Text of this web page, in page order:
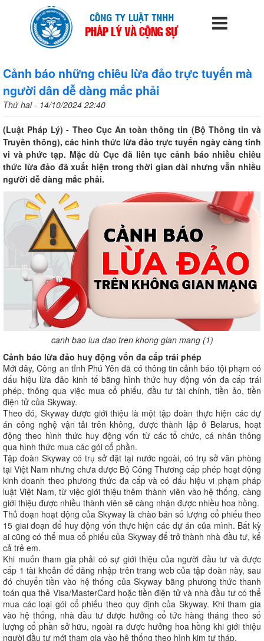
Cảnh báo những chiêu lừa đảo trực tuyến mà
người dân dễ dàng mắc phải
Thứ hai - 14/10/2024 22:40
(Luật Pháp Lý) - Theo Cục An toàn thông tin (Bộ Thông tin và
Truyền thông), các hình thức lừa đảo trực tuyến ngày càng tinh
vi và phức tạp. Mặc dù Cục đã liên tục cảnh báo nhiều chiêu
thức lừa đảo đã xuất hiện trong thời gian dài nhưng vẫn nhiều
người dễ dàng mắc phải.
canh bao lua dao tren khong gian mang (1)
Cảnh báo lừa đảo huy động vốn đa cấp trái phép
Mới đây, Công an tỉnh Phú Yên đã có thông tin cảnh báo tội phạm có
dấu hiệu lừa đảo kinh tế bằng hình thức huy động vốn đa cấp trái
phép, thông qua việc mua cổ phiếu, đầu tư tài chính, tiền ảo, tiền
điện tử của Skyway.
Theo đó, Skyway được giới thiệu là một tập đoàn thực hiện các dự
án công nghệ vận tải trên không, được thành lập ở Belarus, hoạt
động theo hình thức huy động vốn từ các tổ chức, cá nhân thông
qua hình thức mua các gói cổ phần.
Tập đoàn Skyway có trụ sở đặt tại nước ngoài, có trụ sở văn phòng
tại Việt Nam nhưng chưa được Bộ Công Thương cấp phép hoạt động
kinh doanh theo phương thức đa cấp và có dấu hiệu vi phạm pháp
luật Việt Nam, từ việc giới thiệu thêm thành viên vào hệ thống, càng
giới thiệu được nhiều thành viên sẽ càng nhận được nhiều hoa hồng.
Thủ đoạn hoạt động của Skyway là chào bán số lượng cổ phiếu theo
15 giai đoạn để huy động vốn thực hiện các dự án của mình. Bất kỳ
ai cũng có thể mua cổ phiếu của Skyway để trở thành nhà đầu tư, kể
cả trẻ em.
Khi muốn tham gia phải có sự giới thiệu của người đầu tư và được
cấp 1 tài khoản để đăng nhập trên trang web của tập đoàn này, sau
đó chuyển tiền vào hệ thống của Skyway bằng phương thức thanh
toán qua thẻ Visa/MasterCard hoặc tiền điện tử và nhà đầu tư có thể
mua các loại gói cổ phiếu theo quy định của Skyway. Khi tham gia
vào hệ thống, nhà đầu tư được hưởng cổ tức hàng tháng theo số
lượng cổ phần sở hữu, ngoài ra được hưởng hoa hồng khi giới thiệu
người đầu tư mới tham gia vào hệ thống theo hình kim tự tháp.